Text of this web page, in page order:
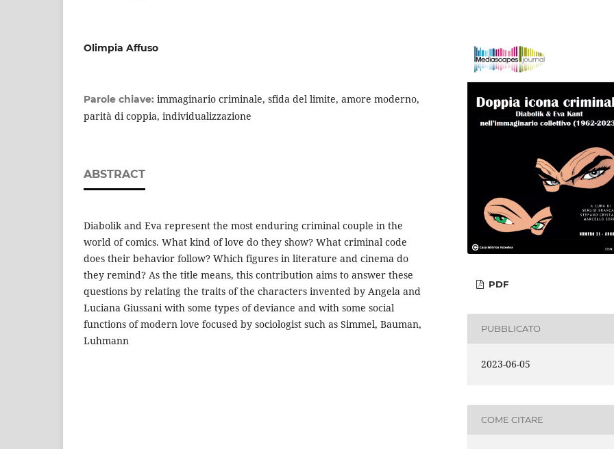
Olimpia Affuso
Parole chiave: immaginario criminale, sfida del limite, amore moderno,
parità di coppia, individualizzazione
ABSTRACT
Diabolik and Eva represent the most enduring criminal couple in the
world of comics. What kind of love do they show? What criminal code
does their behavior follow? Which figures in literature and cinema do
they remind? As the title means, this contribution aims to answer these
questions by relating the traits of the characters invented by Angela and
Luciana Giussani with some types of deviance and with some social
functions of modern love focused by sociologist such as Simmel, Bauman,
Luhmann
PDF
PUBBLICATO
2023-06-05
COME CITARE